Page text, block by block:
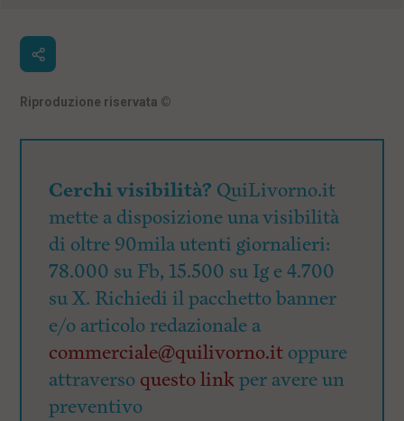
Riproduzione riservata ©
Cerchi visibilità? QuiLivorno.it
mette a disposizione una visibilità
di oltre 90mila utenti giornalieri:
78.000 su Fb, 15.500 su Ig e 4.700
su X. Richiedi il pacchetto banner
e/o articolo redazionale a
commerciale@quilivorno.it oppure
attraverso questo linkper avere un
preventivo